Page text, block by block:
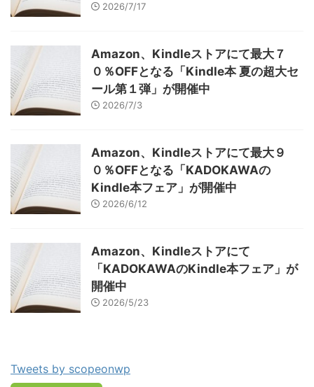
2026/7/17
Amazon、Kindleストアにて最大７
０％OFFとなる「Kindle本 夏の超大セ
ール第１弾」が開催中
2026/7/3
Amazon、Kindleストアにて最大９
０％OFFとなる「KADOKAWAの
Kindle本フェア」が開催中
2026/6/12
Amazon、Kindleストアにて
「KADOKAWAのKindle本フェア」が
開催中
2026/5/23
Tweets by scopeonwp